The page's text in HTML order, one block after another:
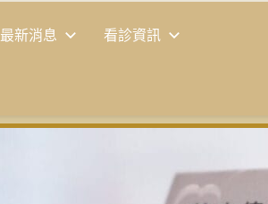
最新消息 看診資訊